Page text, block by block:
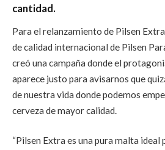
cantidad.
Para el relanzamiento de Pilsen
de calidad internacional de Pilsen
creó una campaña donde el
aparece justo para avisarnos que
de nuestra vida donde podemos
cerveza de mayor calidad.
“Pilsen Extra es una pura malta